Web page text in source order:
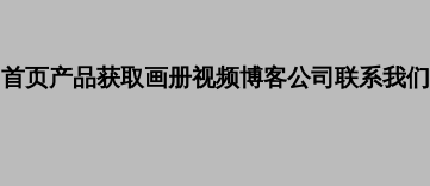
首页产品获取画册视频博客公司联系我们